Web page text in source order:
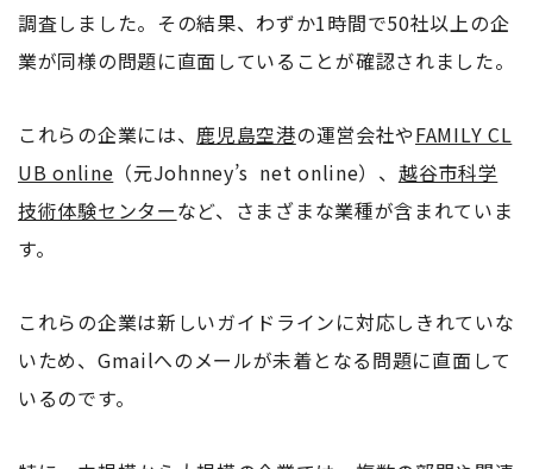
調査しました。その結果、わずか1時間で50社以上の企
業が同様の問題に直面していることが確認されました。
これらの企業には、鹿児島空港の運営会社やFAMILY CL
UB online （元Johnney’s net online）、 越谷市科学
技術体験センターなど、さまざまな業種が含まれていま
す。
これらの企業は新しいガイドラインに対応しきれていな
いため、Gmailへのメールが未着となる問題に直面して
いるのです。